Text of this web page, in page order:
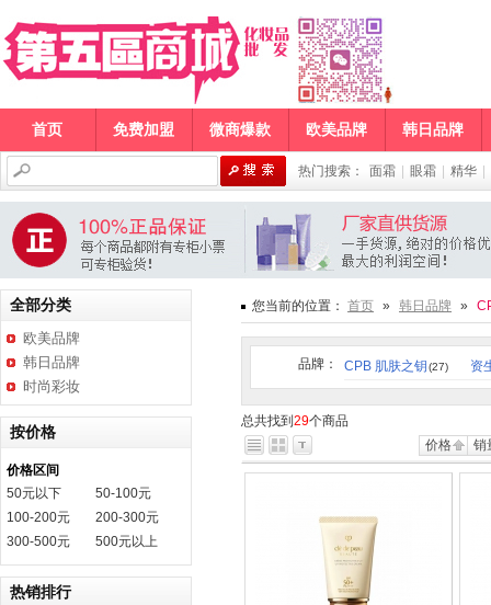
首页 免费加盟 微商爆款 欧美品牌 韩日品牌
热门搜索： 面霜 眼霜 精华
您当前的位置： 首页 » 韩日品牌 »
品牌： CPB 肌肤之钥(27) 资
总共找到 29个商品
价格
销
全部分类
欧美品牌
韩日品牌
时尚彩妆
按价格
价格区间
50元以下
50-100元
100-200元
200-300元
300-500元
500元以上
热销排行